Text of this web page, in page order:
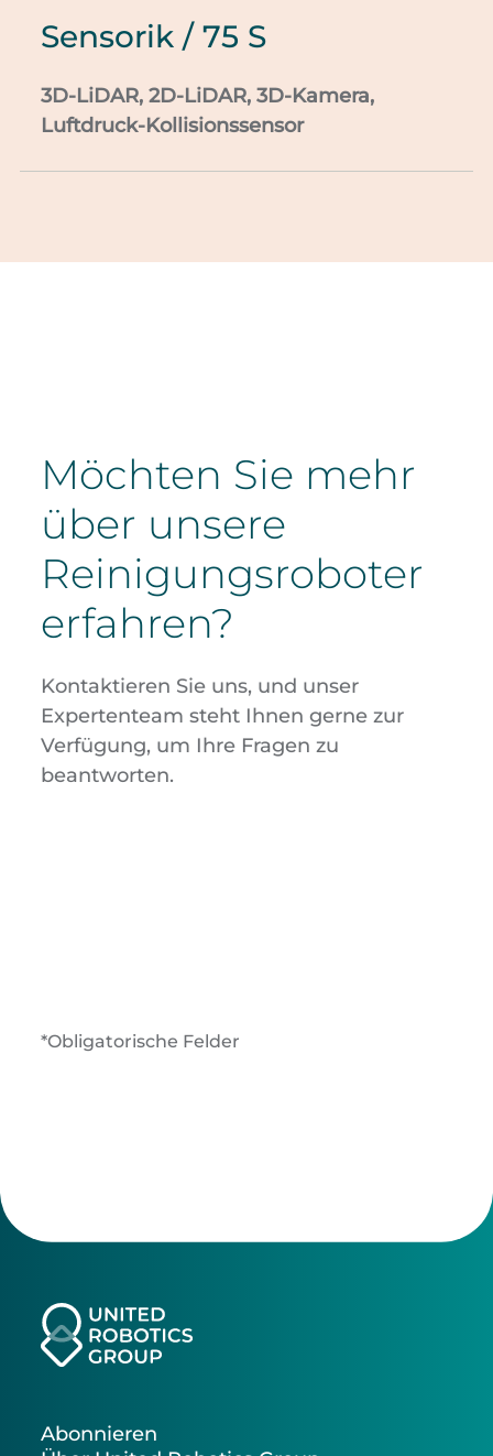
Sensorik / 75 S
3D-LiDAR, 2D-LiDAR, 3D-Kamera,
Luftdruck-Kollisionssensor
Möchten Sie mehr
über unsere
Reinigungsroboter
erfahren?
Kontaktieren Sie uns, und unser
Expertenteam steht Ihnen gerne zur
Verfügung, um Ihre Fragen zu
beantworten.
*Obligatorische Felder
Abonnieren